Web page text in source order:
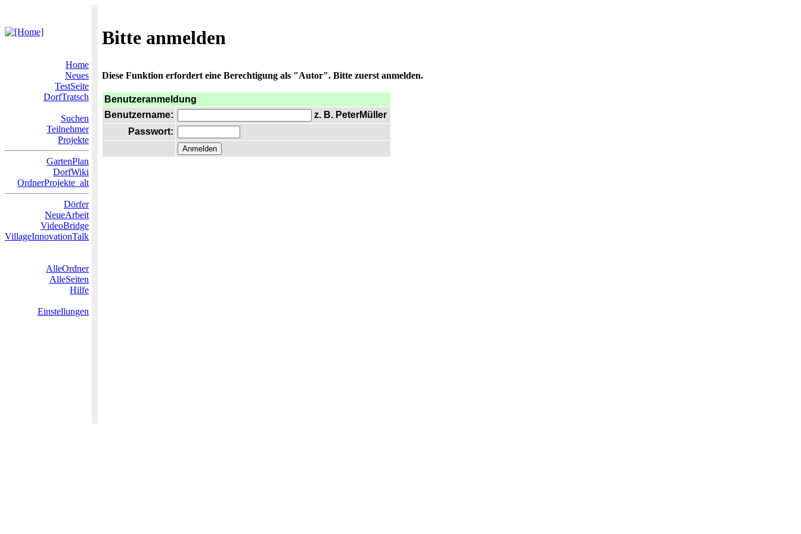
Bitte anmelden
Home
Neues
TestSeite
DorfTratsch
Suchen
Teilnehmer
Projekte
GartenPlan
DorfWiki
OrdnerProjekte_alt
Dörfer
NeueArbeit
VideoBridge
VillageInnovationTalk
AlleOrdner
AlleSeiten
Hilfe
Einstellungen
Diese Funktion erfordert eine Berechtigung als "Autor". Bitte zuerst anmelden.
Benutzeranmeldung
Benutzername:
z. B. PeterMüller
Passwort: